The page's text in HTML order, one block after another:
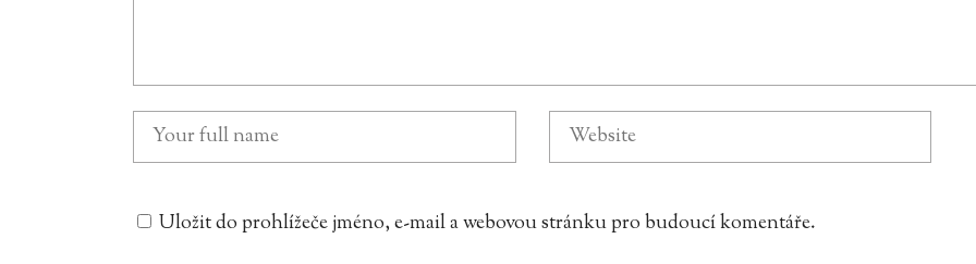
Uložit do prohlížeče jméno, e-mail a webovou stránku pro budoucí komentáře.